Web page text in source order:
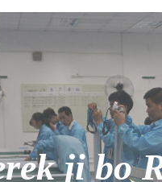
ji bo